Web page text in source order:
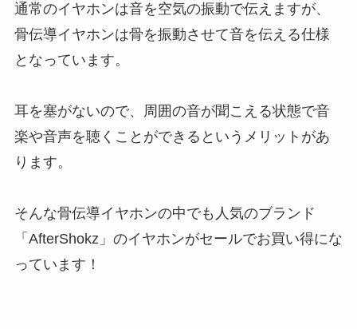
通常のイヤホンは音を空気の振動で伝えますが、
骨伝導イヤホンは骨を振動させて音を伝える仕様
となっています。
耳を塞がないので、周囲の音が聞こえる状態で音
楽や音声を聴くことができるというメリットがあ
ります。
そんな骨伝導イヤホンの中でも人気のブランド
「AfterShokz」のイヤホンがセールでお買い得にな
っています！